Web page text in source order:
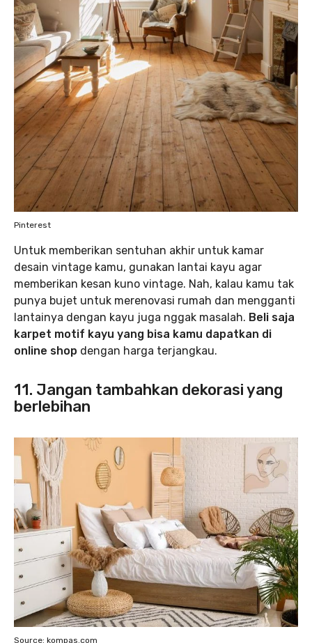
Pinterest
Untuk memberikan sentuhan akhir untuk kamar
desain vintage kamu, gunakan lantai kayu agar
memberikan kesan kuno vintage. Nah, kalau kamu tak
punya bujet untuk merenovasi rumah dan mengganti
lantainya dengan kayu juga nggak masalah. Beli saja
karpet motif kayu yang bisa kamu dapatkan di
online shop dengan harga terjangkau.
11. Jangan tambahkan dekorasi yang
berlebihan
Source: kompas.com